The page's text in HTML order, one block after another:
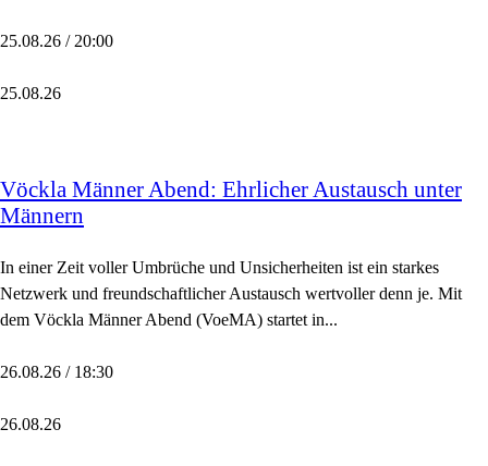
25.08.26 / 20:00
25.08.26
Vöckla Männer Abend: Ehrlicher Austausch unter
Männern
In einer Zeit voller Umbrüche und Unsicherheiten ist ein starkes
Netzwerk und freundschaftlicher Austausch wertvoller denn je. Mit
dem Vöckla Männer Abend (VoeMA) startet in...
26.08.26 / 18:30
26.08.26